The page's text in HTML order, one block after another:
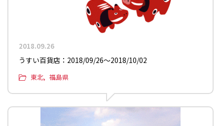
2018.09.26
うすい百貨店：2018/09/26〜2018/10/02
東北 福島県